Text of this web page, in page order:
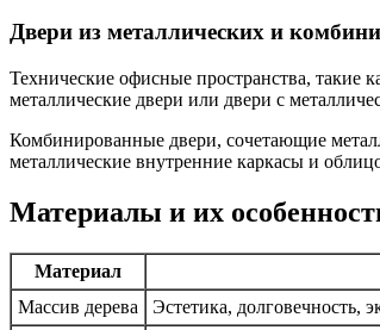
Двери из металлических и
Технические офисные пространства, такие
металлические двери или двери с
Комбинированные двери, сочетающие
металлические внутренние каркасы и
Материалы и их
Материал
Массив дерева
Эстетика, долговечность,